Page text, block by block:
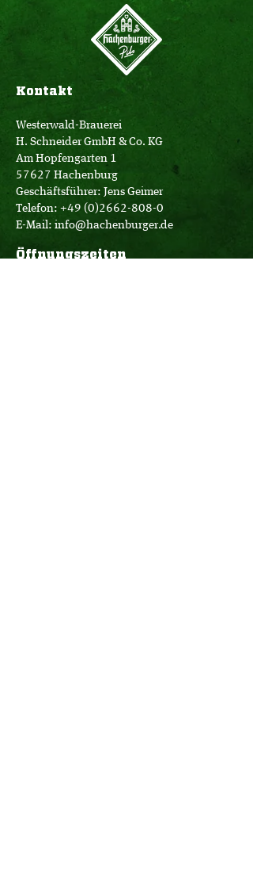
Kontakt
Westerwald-Brauerei
H. Schneider GmbH & Co. KG
Am Hopfengarten 1
57627 Hachenburg
Geschäftsführer: Jens Geimer
Telefon: +49 (0)2662-808-0
E-Mail: info@hachenburger.de
Öffnungszeiten